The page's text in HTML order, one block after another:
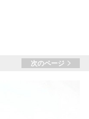
次のページ